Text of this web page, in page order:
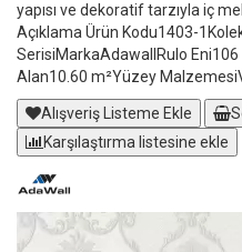
yapısı ve dekoratif tarzıyla iç
Açıklama Ürün Kodu1403-
SerisiMarkaAdawallRulo Eni106
Alan10.60 m²Yüzey
Alışveriş Listeme Ekle
Karşılaştırma listesine ekle